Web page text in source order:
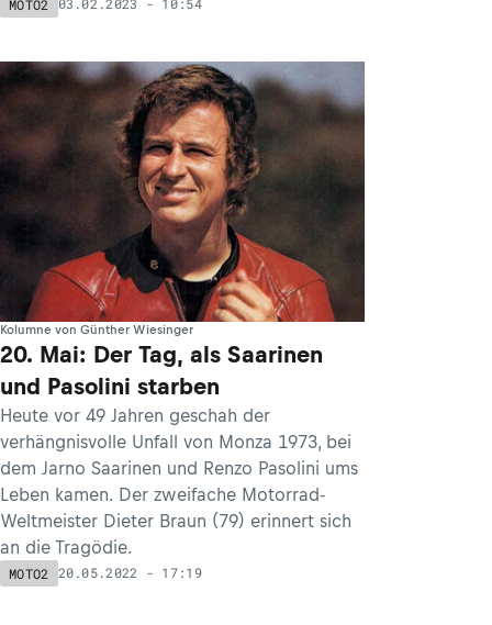
MOTO2 03.02.2023 - 10:54
Kolumne von Günther Wiesinger
20. Mai: Der Tag, als Saarinen
und Pasolini starben
Heute vor 49 Jahren geschah der
verhängnisvolle Unfall von Monza 1973, bei
dem Jarno Saarinen und Renzo Pasolini ums
Leben kamen. Der zweifache Motorrad-
Weltmeister Dieter Braun (79) erinnert sich
an die Tragödie.
MOTO2 20.05.2022 - 17:19